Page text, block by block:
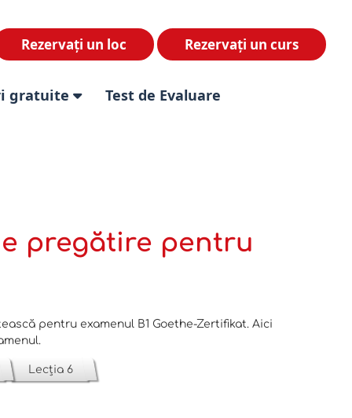
Rezervați un curs
Rezervați un loc
gratuite Test de Evaluare
pregătire pentru
pentru examenul B1 Goethe-Zertifikat. Aici
Lecția 6